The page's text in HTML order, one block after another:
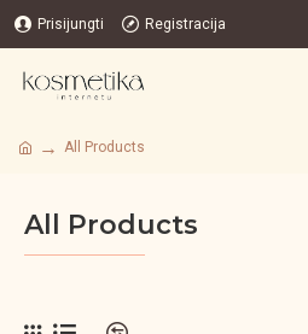
Prisijungti Registracija
All Products
All Products